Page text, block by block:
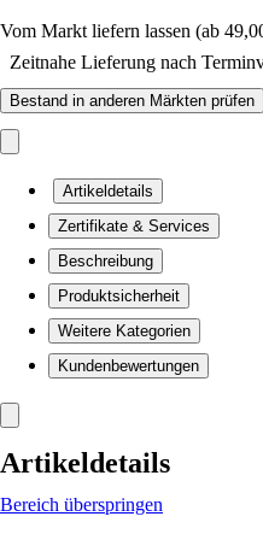
Vom Markt liefern lassen (ab
Zeitnahe Lieferung nach
Bestand in anderen Märkten prüfen
Artikeldetails
Zertifikate & Services
Beschreibung
Produktsicherheit
Weitere Kategorien
Kundenbewertungen
Artikeldetails
Bereich überspringen